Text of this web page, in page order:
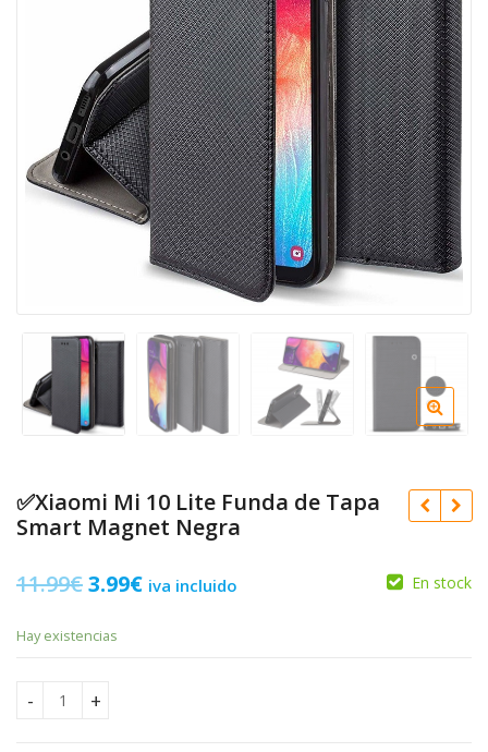
✅Xiaomi Mi 10 Lite Funda de Tapa
Smart Magnet Negra
11.99€El
3.99€Eliva incluido En stock
Hay existencias
✅Xiaomi Mi 10 Lite Funda de Tapa Smart Magnet Negra